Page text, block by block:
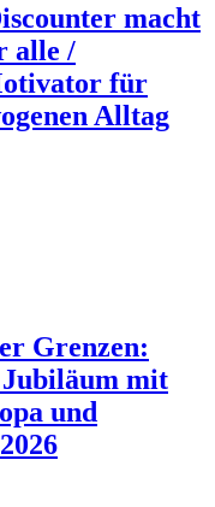
macht
alle /
für
Alltag
Grenzen:
mit
und